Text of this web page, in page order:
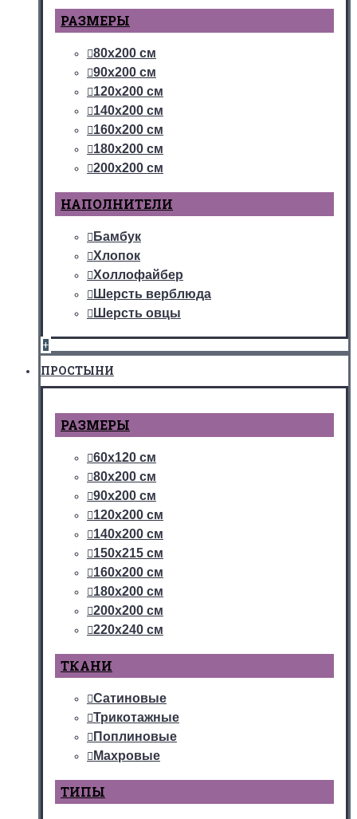
РАЗМЕРЫ
80х200 см
90х200 см
120х200 см
140х200 см
160х200 см
180х200 см
200х200 см
НАПОЛНИТЕЛИ
Бамбук
Хлопок
Холлофайбер
Шерсть верблюда
Шерсть овцы
+
ПРОСТЫНИ
РАЗМЕРЫ
60х120 см
80х200 см
90х200 см
120х200 см
140х200 см
150х215 см
160х200 см
180х200 см
200х200 см
220х240 см
ТКАНИ
Сатиновые
Трикотажные
Поплиновые
Махровые
ТИПЫ